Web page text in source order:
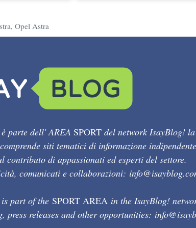
,Opel Astra
parte dell' AREA SPORT del network IsayBlog!
siti tematici di informazione
contributo di appassionati ed esperti del settore.
comunicati e collaborazioni:
part of the SPORT AREA in the IsayBlog!
press releases and other opportunities: